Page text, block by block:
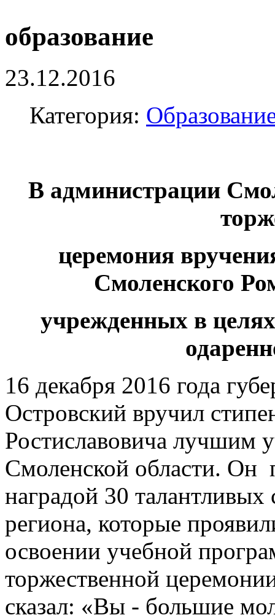
образование
23.12.2016
Категория:
В администрации
церемония
Смоленского
учрежденных в
16 декабря 2016 года
Островский вручил
Ростиславовича лучшим
Смоленской области. Он
наградой 30
региона, которые
освоении учебной
торжественной
сказал: «Вы - большие